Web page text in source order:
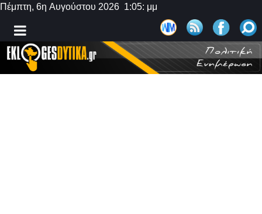
Πέμπτη, 6η Αυγούστου 2026 1:05: μμ